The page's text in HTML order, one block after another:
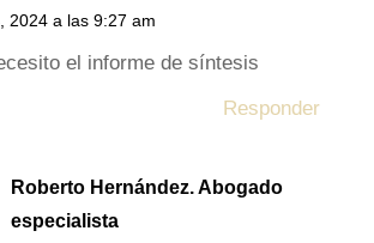
2024 a las 9:27 am
el informe de síntesis
Responder
Roberto Hernández. Abogado
especialista